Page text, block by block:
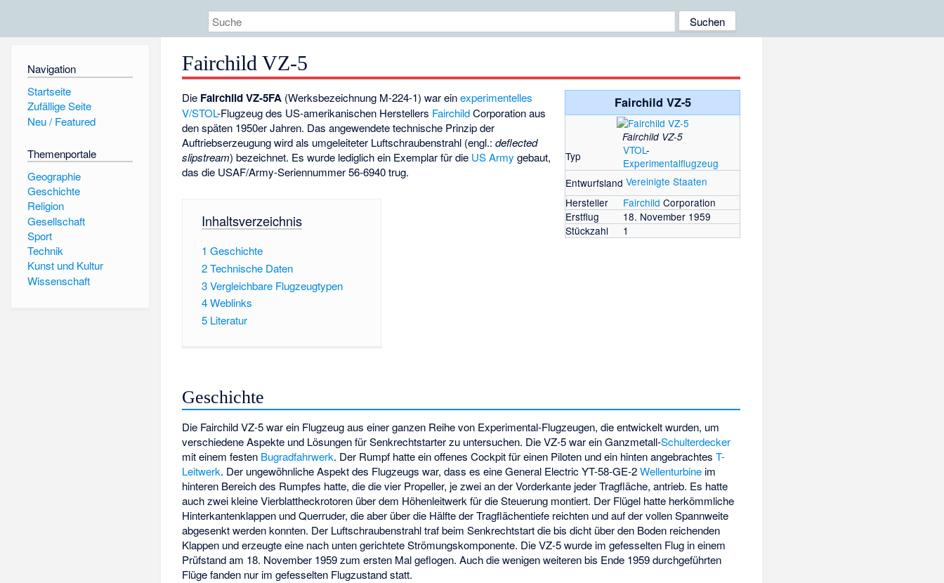
Navigation
Startseite
Zufällige Seite
Neu / Featured
Themenportale
Geographie
Geschichte
Religion
Gesellschaft
Sport
Technik
Kunst und Kultur
Wissenschaft
Fairchild VZ-5
Fairchild VZ-5
Fairchild VZ-5
Typ VTOL-
Experimentalflugzeug
Entwurfsland Vereinigte Staaten
Hersteller
Fairchild Corporation
Erstflug
18. November 1959
Stückzahl
1
Die Fairchild VZ-5FA (Werksbezeichnung M-224-1) war einexperimentelles
V/STOL-Flugzeug des US-amerikanischen Herstellers FairchildCorporation aus
den späten 1950er Jahren. Das angewendete technische Prinzip der
Auftriebserzeugung wird als umgeleiteter Luftschraubenstrahl (engl.:deflected
slipstream) bezeichnet. Es wurde lediglich ein Exemplar für die US Army gebaut,
das die USAF/Army-Seriennummer 56-6940 trug.
Inhaltsverzeichnis
1 Geschichte
2Technische Daten
3Vergleichbare Flugzeugtypen
4Weblinks
5 Literatur
Geschichte
Die Fairchild VZ-5 war ein Flugzeug aus einer ganzen Reihe von Experimental-Flugzeugen, die entwickelt wurden, um
verschiedene Aspekte und Lösungen für Senkrechtstarter zu untersuchen. Die VZ-5 war ein Ganzmetall-Schulterdecker
mit einem festen Bugradfahrwerk. Der Rumpf hatte ein offenes Cockpit für einen Piloten und ein hinten angebrachtesT-
Leitwerk. Der ungewöhnliche Aspekt des Flugzeugs war, dass es eine General Electric YT-58-GE-2Wellenturbine im
hinteren Bereich des Rumpfes hatte, die die vier Propeller, je zwei an der Vorderkante jeder Tragfläche, antrieb. Es hatte
auch zwei kleine Vierblattheckrotoren über dem Höhenleitwerk für die Steuerung montiert. Der Flügel hatte herkömmliche
Hinterkantenklappen und Querruder, die aber über die Hälfte der Tragflächentiefe reichten und auf der vollen Spannweite
abgesenkt werden konnten. Der Luftschraubenstrahl traf beim Senkrechtstart die bis dicht über den Boden reichenden
Klappen und erzeugte eine nach unten gerichtete Strömungskomponente. Die VZ-5 wurde im gefesselten Flug in einem
Prüfstand am 18. November 1959 zum ersten Mal geflogen. Auch die wenigen weiteren bis Ende 1959 durchgeführten
Flüge fanden nur im gefesselten Flugzustand statt.